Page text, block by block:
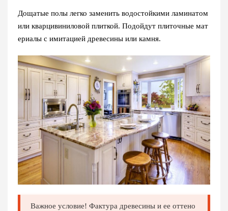
Дощатые полы легко заменить водостойкими ламинатом
или кварцивиниловой плиткой. Подойдут плиточные мат
ериалы с имитацией древесины или камня.
Важное условие! Фактура древесины и ее оттено